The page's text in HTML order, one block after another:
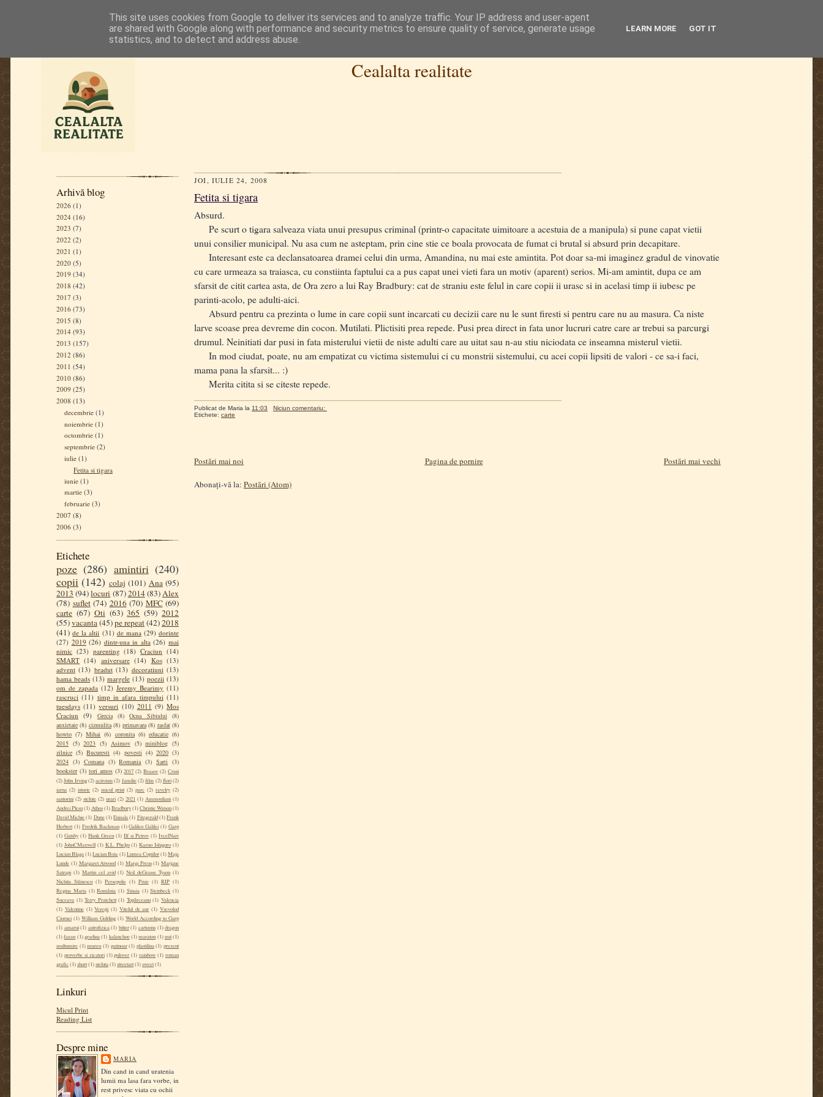
Cealalta realitate
Arhivă blog
2026 (1)
2024 (16)
2023 (7)
2022 (2)
2021 (1)
2020 (5)
2019 (34)
2018 (42)
2017 (3)
2016 (73)
2015 (8)
2014 (93)
2013 (157)
2012 (86)
2011 (54)
2010 (86)
2009 (25)
2008 (13)
decembrie (1)
noiembrie (1)
octombrie (1)
septembrie (2)
iulie (1)
Fetita si tigara
iunie (1)
martie (3)
februarie (3)
2007 (8)
2006 (3)
Etichete
poze (286) amintiri (240)
copii (142) colaj (101) Ana (95)
2013 (94)locuri (87)2014(83)Alex
(78) suflet (74) 2016 (70) MFC (69)
carte (67) Oti (63) 365 (59) 2012
(55)vacanta(45)pe repeat(42)2018
(41) de la altii (31) de mana (29) dorinte
(27) 2019 (26) dintr-una in alta (26) mai
nimic (23) parenting (18) Craciun (14)
SMART (14) aniversare (14) Kos (13)
advent (13) bradut (13) decoratiuni (13)
hama beads (13) margele (13) poezii (13)
om de zapada (12) Jeremy Bearimy (11)
rascruci (11) timp in afara timpului (11)
tuesdays (11) versuri (10) 2011 (9) Mos
Craciun
(9) Grecia (8) Ocna Sibiului
(8)
anxietate (8) cizmulita (8) primavara (8) rasfat (8)
howto (7) Mihai (6) coronita (6) educatie (6)
2015 (5) 2023 (5) Asimov (5) miniblog (5)
zilnice (5) Bucuresti (4) povesti (4) 2020 (3)
2024 (3) Comana (3) Romania (3) Sarti (3)
bookster (3) tori amos (3) 2017 (2) Brasov (2) Cristi
(2)John Irving (2)activism (2) familie(2)film (2) flori(2)
iarna (2) istorie (2) micul print (2) parc (2) ravelry (2)
santorini (2) stelute (2) urari (2) 2021 (1) Ammouliani (1)
Andrei Plesu(1)Athos(1)Bradbury(1)Christie Watson(1)
David Michie (1) Dune(1)Enisala (1) Fitzgerald(1)Frank
Herbert (1) Fredrik Backman (1) Galileo Galilei (1) Garp
(1) Gatsby (1) Hank Green (1) Ilf si Petrov (1) IvcelNaiv
(1) JohnCMaxwell (1) K.L. Phelps (1) Kazuo Ishiguro (1)
Lucian Blaga(1)Lucian Boia (1)Lumea Copiilor(1)Maja
Lunde (1) Margaret Atwood (1) Margi Preus (1) Marjane
Satrapi (1) Martin cel avid (1) Neil deGrasse Tyson (1)
Nichita Stănescu (1) Persepolis (1) Pixie (1) RIP (1)
Regina Maria (1) România (1) Sinaia (1) Steinbeck (1)
Suceava (1) Terry Pratchett (1) Topârceanu (1) Valencia
(1) Valentine (1) Verești (1) Vitelul de aur (1) Vsevolod
Ciornei (1) William Golding (1) World According to Garp
(1) amarui (1) astrofizica (1) bitter (1) cartoons (1) dragon
(1)fazan (1)gradina(1) kalanchoe (1)maraton (1) mit(1)
multumire (1) muzeu (1) patinoar (1) plastilina (1) prezent
(1) proverbe si zicatori (1) pulover (1) rainbow (1) roman
grafic(1)short(1)steluta(1)streetart(1)sweet(1)
Linkuri
Micul Print
Reading List
Despre mine
MARIA
Din cand in cand uratenia
lumii ma lasa fara vorbe, in
rest privesc viata cu ochii
JOI, IULIE 24, 2008
Fetita si tigara
Absurd.
Pe scurt o tigara salveaza viata unui presupus criminal (printr-o capacitate uimitoare a acestuia de a manipula) si pune capat vietii
unui consilier municipal. Nu asa cum ne asteptam, prin cine stie ce boala provocata de fumat ci brutal si absurd prin decapitare.
Interesant este ca declansatoarea dramei celui din urma, Amandina, nu mai este amintita. Pot doar sa-mi imaginez gradul de vinovatie
cu care urmeaza sa traiasca, cu constiinta faptului ca a pus capat unei vieti fara un motiv (aparent) serios. Mi-am amintit, dupa ce am
sfarsit de citit cartea asta, de Ora zero a lui Ray Bradbury: cat de straniu este felul in care copii ii urasc si in acelasi timp ii iubesc pe
parinti-acolo, pe adulti-aici.
Absurd pentru ca prezinta o lume in care copii sunt incarcati cu decizii care nu le sunt firesti si pentru care nu au masura. Ca niste
larve scoase prea devreme din cocon. Mutilati. Plictisiti prea repede. Pusi prea direct in fata unor lucruri catre care ar trebui sa parcurgi
drumul. Neinitiati dar pusi in fata misterului vietii de niste adulti care au uitat sau n-au stiu niciodata ce inseamna misterul vietii.
In mod ciudat, poate, nu am empatizat cu victima sistemului ci cu monstrii sistemului, cu acei copii lipsiti de valori - ce sa-i faci,
mama pana la sfarsit... :)
Merita citita si se citeste repede.
Publicat de Maria la 11:03
Niciun comentariu:
Etichete: carte
Postări mai noi Postări mai vechi
Pagina de pornire
Abonați-vă la: Postări (Atom)
This site uses cookies from Google to deliver its services and to analyze traffic. Your IP address and user-agent
are shared with Google along with performance and security metrics to ensure quality of service, generate usage
statistics, and to detect and address abuse.
LEARN MORE GOT IT